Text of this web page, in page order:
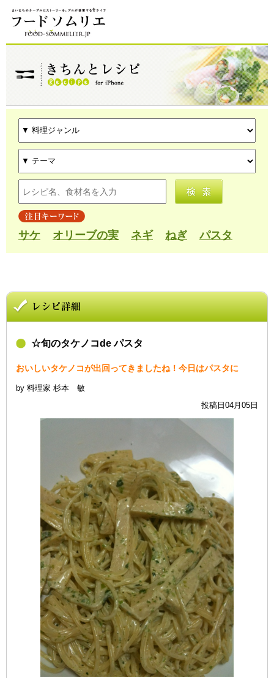
サケ オリーブの実 ネギ ねぎ パスタ
☆旬のタケノコde パスタ
おいしいタケノコが出回ってきましたね！今日はパスタに
by 料理家 杉本 敏
投稿日04月05日